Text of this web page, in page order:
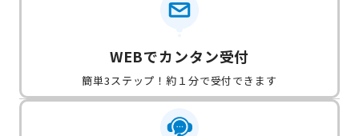
WEBでカンタン受付
簡単3ステップ！約１分で受付できます